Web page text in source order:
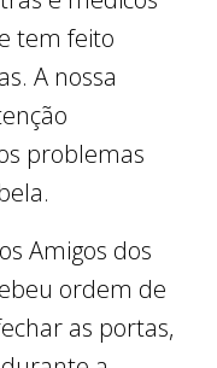
tem feito
A nossa
problemas
Amigos dos
ordem de
as portas,